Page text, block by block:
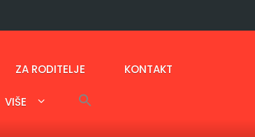
ZA RODITELJE KONTAKT
VIŠE